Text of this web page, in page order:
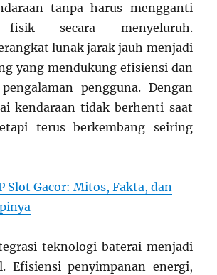
tanpa harus mengganti
fisik secara menyeluruh.
lunak jarak jauh menjadi
yang mendukung efisiensi dan
pengguna. Dengan
kendaraan tidak berhenti saat
terus berkembang seiring
Slot Gacor: Mitos, Fakta, dan
teknologi baterai menjadi
Efisiensi penyimpanan energi,